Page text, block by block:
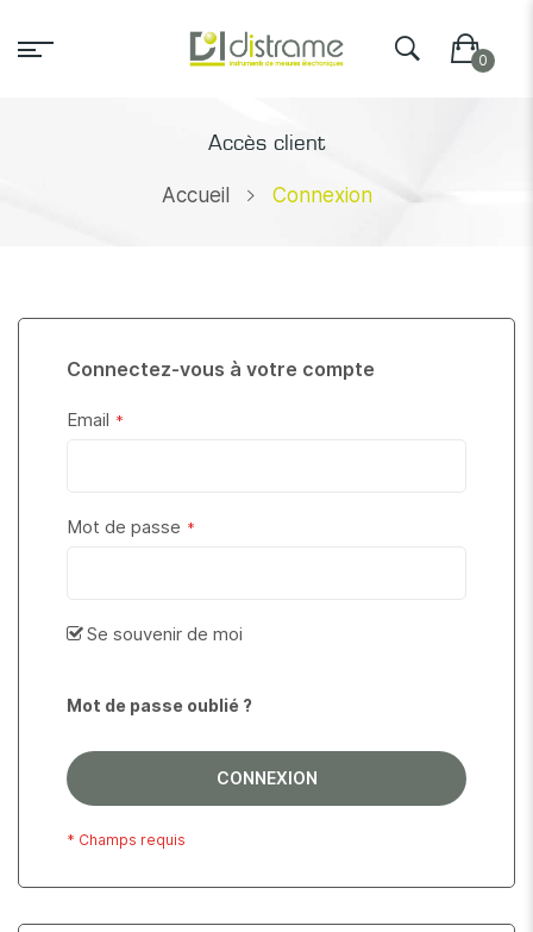
Accès client
Accueil Connexion
Connectez-vous à votre compte
Email
Mot de passe
Se souvenir de moi
Mot de passe oublié ?
CONNEXION